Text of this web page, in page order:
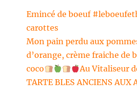
Emincé de boeuf
carottes
Mon pain perdu aux
d’orange, crème fraiche de
coco
Au Vitaliseur
TARTE BLES ANCIENS AUX